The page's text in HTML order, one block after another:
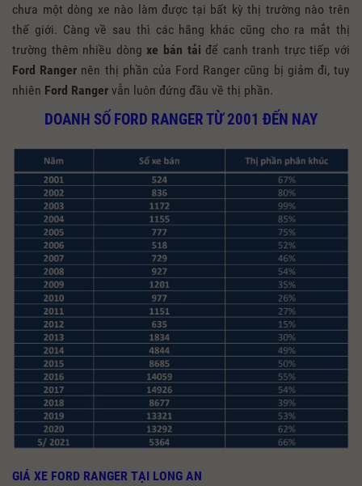
chưa một dòng xe nào làm được tại bất kỳ thị trường nào trên
thế giới. Càng về sau thì các hãng khác cũng cho ra mắt thị
trường thêm nhiều dòngxe bán tải để canh tranh trực tiếp với
Ford Ranger nên thị phần của Ford Ranger cũng bị giảm đi, tuy
nhiên Ford Ranger vẫn luôn đứng đầu về thị phần.
DOANH SỐ FORD RANGER TỪ 2001 ĐẾN NAY
GIÁ XE FORD RANGER TẠI LONG AN